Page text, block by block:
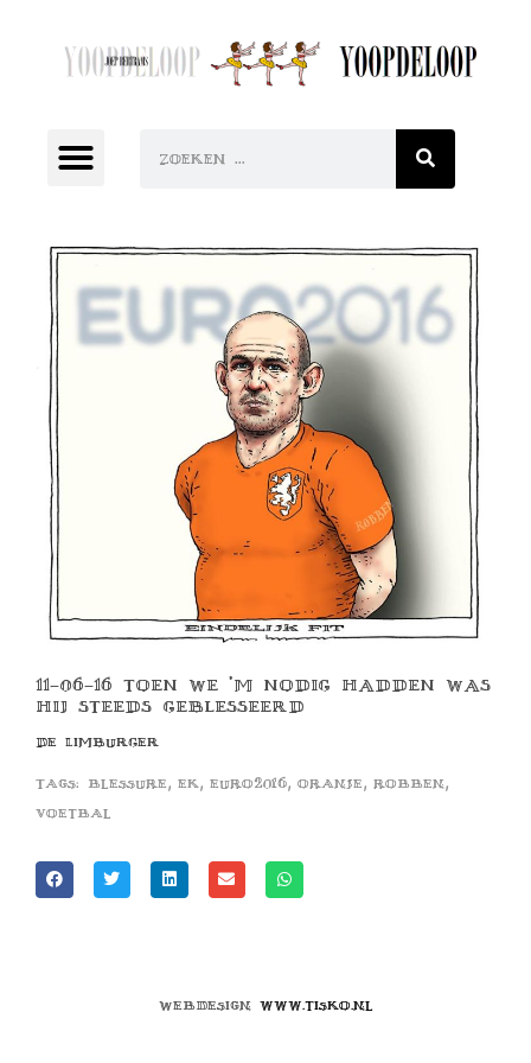
11-06-16 TOEN WE ‘M NODIG HADDEN WAS
HIJ STEEDS GEBLESSEERD
DE LIMBURGER
Tags: blessure , ek, euro2016, oranje , robben,
voetbal
Webdesign www.tisko.nl